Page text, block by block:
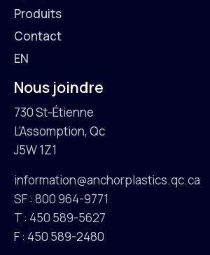
Produits
Contact
EN
Nous joindre
730 St-Étienne
L'Assomption, Qc
J5W 1Z1
information@anchorplastics.qc.ca
SF : 800 964-9771
T : 450 589-5627
F : 450 589-2480